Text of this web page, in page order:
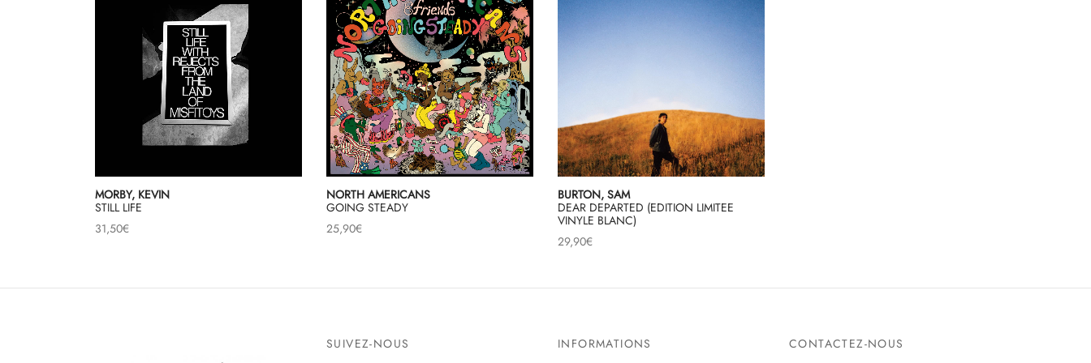
MORBY, KEVIN
STILL LIFE
31,50€
NORTH AMERICANS
GOING STEADY
25,90€
BURTON, SAM
DEAR DEPARTED (EDITION LIMITEE
VINYLE BLANC)
29,90€
SUIVEZ-NOUS INFORMATIONS CONTACTEZ-NOUS